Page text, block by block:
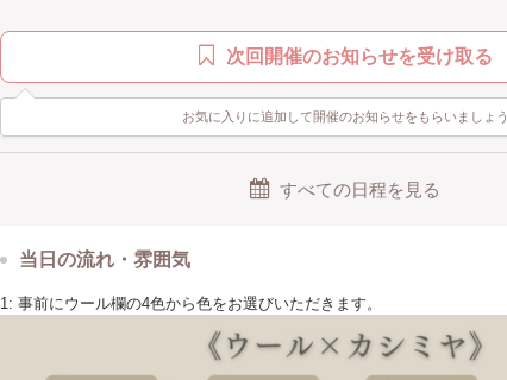
次回開催のお知らせを受け取る
お気に入りに追加して開催のお知らせをもらいましょう
すべての日程を見る
当日の流れ・雰囲気
1: 事前にウール欄の4色から色をお選びいただきます。